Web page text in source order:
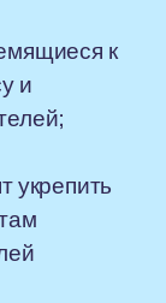
к
и
укрепить